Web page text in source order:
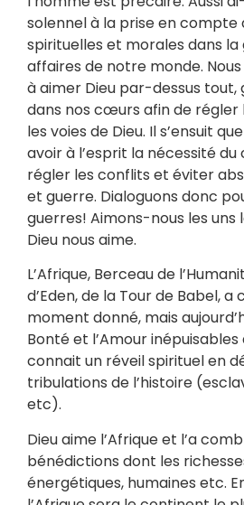
solennel à la prise en compte
spirituelles et morales dans
affaires de notre monde.
à aimer Dieu par-dessus
dans nos cœurs afin de régler
les voies de Dieu. Il s’ensuit
avoir à l’esprit la nécessité du
régler les conflits et éviter
et guerre. Dialoguons donc
guerres! Aimons-nous les
Dieu nous aime.
L’Afrique, Berceau de
d’Eden, de la Tour de Babel, a
moment donné, mais
Bonté et l’Amour inépuisables
connait un réveil spirituel en
tribulations de l’histoire
etc).
Dieu aime l’Afrique et l’a
bénédictions dont les
énergétiques, humaines etc.